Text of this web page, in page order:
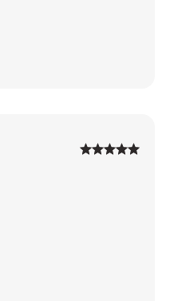
1 2 3 4 5
1 2 3 4 5